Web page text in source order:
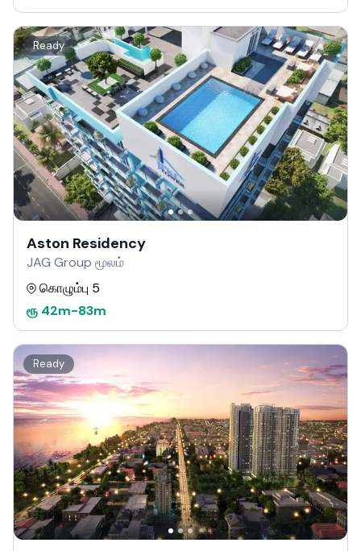
Ready
Aston Residency
JAG Group மூலம்
கொழும்பு 5
ரூ 42m-83m
Ready